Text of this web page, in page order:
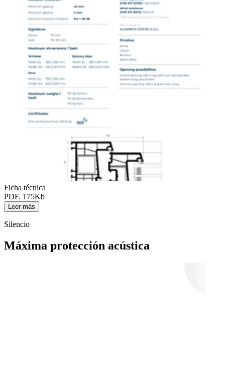
Ficha técnica
PDF. 175Kb
Leer más
Silencio
Máxima protección acústica